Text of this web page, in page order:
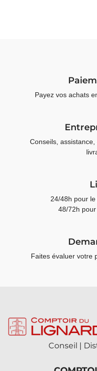
Payez vos achats
Conseils,
24/48h pour le
48/72h pour
Faites évaluer votre
Conseil |